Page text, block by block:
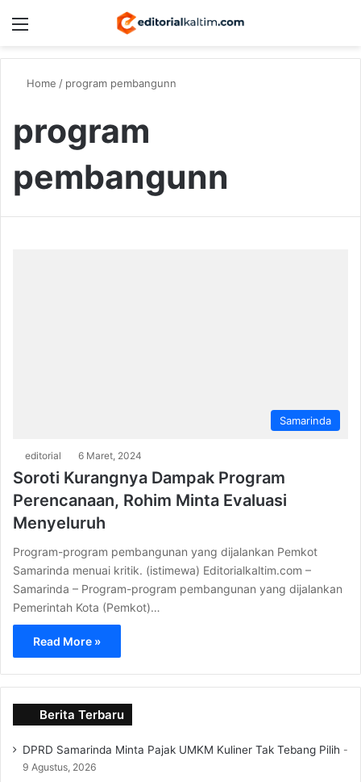
Home / program pembangunn
program
pembangunn
Samarinda
editorial 6 Maret, 2024
Soroti Kurangnya Dampak Program
Perencanaan, Rohim Minta Evaluasi
Menyeluruh
Program-program pembangunan yang dijalankan Pemkot
Samarinda menuai kritik. (istimewa) Editorialkaltim.com –
Samarinda – Program-program pembangunan yang dijalankan
Pemerintah Kota (Pemkot)…
Read More »
Berita Terbaru
DPRD Samarinda Minta Pajak UMKM Kuliner Tak Tebang Pilih
9 Agustus, 2026